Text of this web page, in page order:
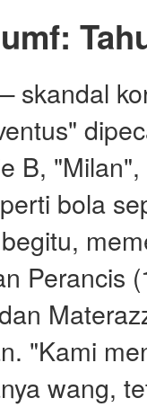
skandal
B,
bola
Perancis
"Kami
wang,